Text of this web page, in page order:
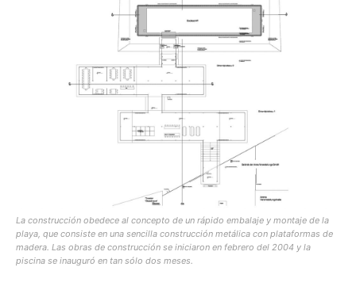
La construcción obedece al concepto de un rápido embalaje y montaje de la
playa, que consiste en una sencilla construcción metálica con plataformas de
madera. Las obras de construcción se iniciaron en febrero del 2004 y la
piscina se inauguró en tan sólo dos meses.